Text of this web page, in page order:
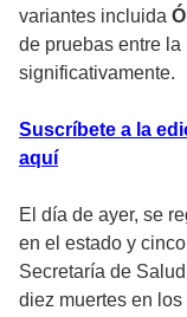
variantes incluida
de pruebas entre
significativamente.
Suscríbete a la
aquí
El día de ayer, se
en el estado y
Secretaría de
diez muertes en